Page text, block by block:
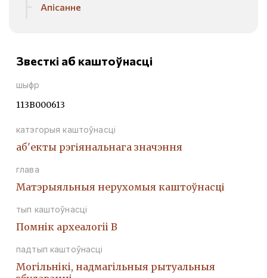
Апісанне
Звесткі аб каштоўнасці
шыфр
113В000613
катэгорыя каштоўнасці
аб'екты рэгіянальнага значэння
глава
Матэрыяльныя нерухомыя каштоўнасці
тып каштоўнасці
Помнiк археалогii В
падтып каштоўнасці
Могiльнiкi, надмагiльныя рытуальныя